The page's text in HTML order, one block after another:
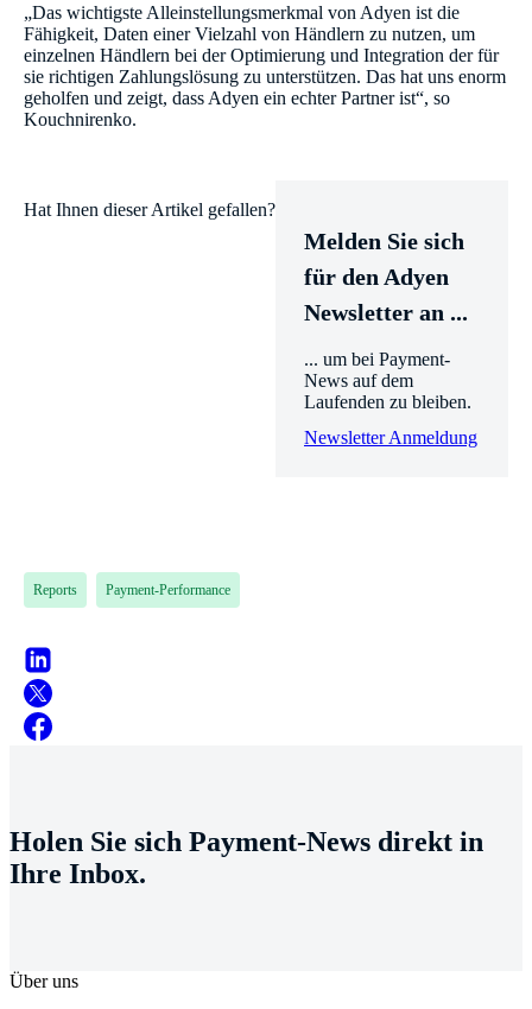
„Das wichtigste Alleinstellungsmerkmal von Adyen ist die
Fähigkeit, Daten einer Vielzahl von Händlern zu nutzen, um
einzelnen Händlern bei der Optimierung und Integration der für
sie richtigen Zahlungslösung zu unterstützen. Das hat uns enorm
geholfen und zeigt, dass Adyen ein echter Partner ist“, so
Kouchnirenko.
Hat Ihnen dieser Artikel gefallen?
Melden Sie sich
für den Adyen
Newsletter an ...
... um bei Payment-
News auf dem
Laufenden zu bleiben.
Newsletter Anmeldung
Reports Payment-Performance
Holen Sie sich Payment-News direkt in
Ihre Inbox.
Über uns